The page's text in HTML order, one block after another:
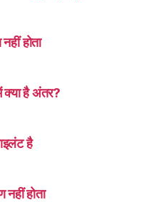
होता
है अंतर?
है
होता